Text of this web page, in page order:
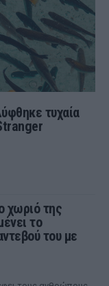
τυχαία
χωριό της
το
του με